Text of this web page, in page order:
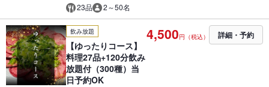
23品 2～50名
飲み放題
【ゆったりコース】
料理27品+120分飲み
放題付（300種）当
日予約OK
4,500円（税込） 詳細・予約